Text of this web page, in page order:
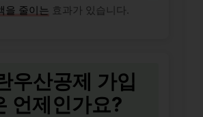
을 줄이는 효과가 있습니다.
우산공제 가입
언제인가요?